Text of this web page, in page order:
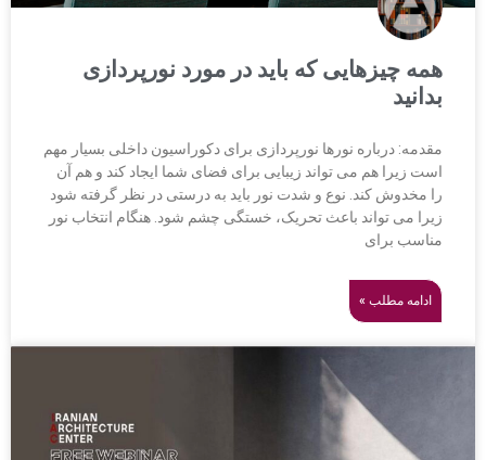
همه چیزهایی که باید در مورد نورپردازی
بدانید
مقدمه: درباره نورها نورپردازی برای دکوراسیون داخلی بسیار مهم
است زیرا هم می تواند زیبایی برای فضای شما ایجاد کند و هم آن
را مخدوش کند. نوع و شدت نور باید به درستی در نظر گرفته شود
زیرا می تواند باعث تحریک، خستگی چشم شود. هنگام انتخاب نور
مناسب برای
ادامه مطلب »